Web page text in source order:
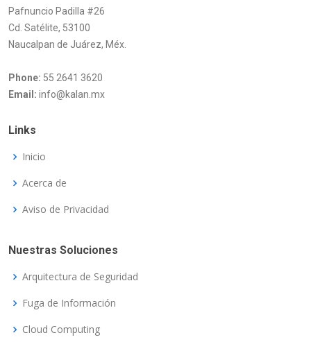
Pafnuncio Padilla #26
Cd. Satélite, 53100
Naucalpan de Juárez, Méx.
Phone: 55 2641 3620
Email: info@kalan.mx
Links
Inicio
Acerca de
Aviso de Privacidad
Nuestras Soluciones
Arquitectura de Seguridad
Fuga de Información
Cloud Computing